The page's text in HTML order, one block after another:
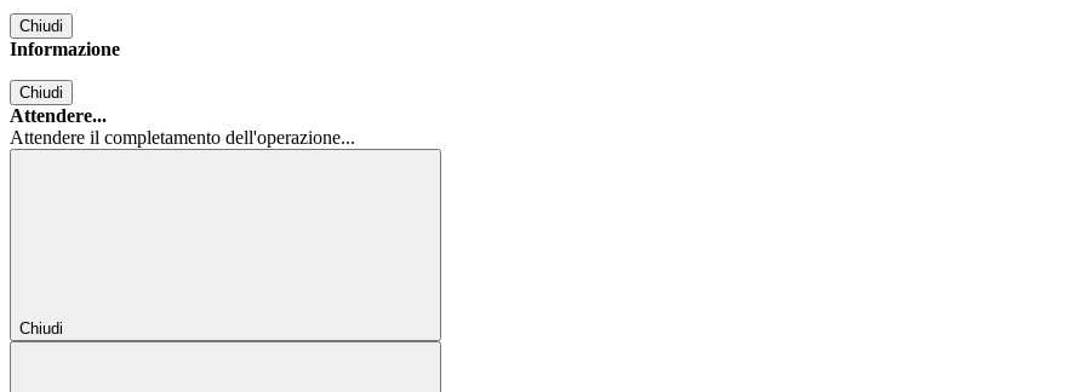
Chiudi
Informazione
Chiudi
Attendere...
Attendere il completamento dell'operazione...
Chiudi